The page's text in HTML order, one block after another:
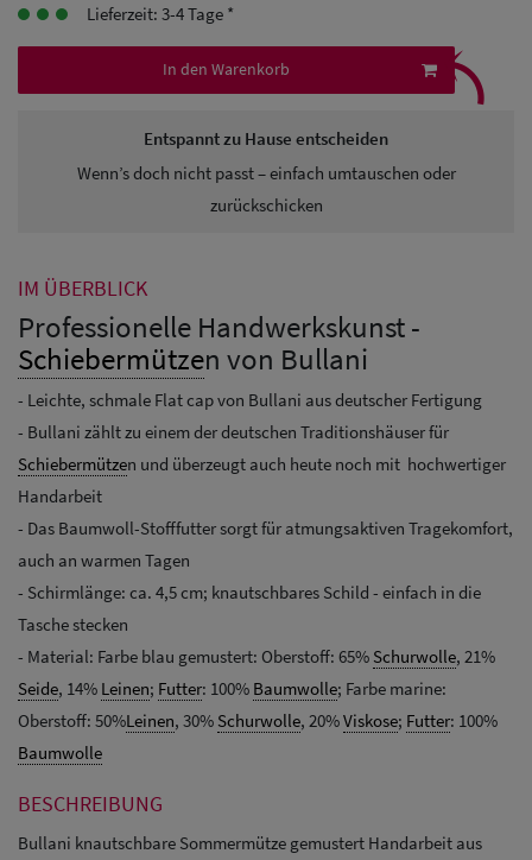
Herren
Sonnenschilder
Herren
Lieferzeit: 3-4 Tage *
In den Warenkorb
Entspannt zu Hause entscheiden
Wenn’s doch nicht passt – einfach umtauschen oder
zurückschicken
⤹
IM ÜBERBLICK
Professionelle Handwerkskunst -
Schiebermützen von Bullani
- Leichte, schmale Flat cap von Bullani aus deutscher Fertigung
- Bullani zählt zu einem der deutschen Traditionshäuser für
Schiebermützen und überzeugt auch heute noch mit hochwertiger
Handarbeit
- Das Baumwoll-Stofffutter sorgt für atmungsaktiven Tragekomfort,
auch an warmen Tagen
- Schirmlänge: ca. 4,5 cm; knautschbares Schild - einfach in die
Tasche stecken
- Material: Farbe blau gemustert: Oberstoff: 65% Schurwolle, 21%
Seide, 14% Leinen; Futter: 100% Baumwolle; Farbe marine:
Oberstoff: 50%Leinen, 30% Schurwolle, 20%Viskose; Futter: 100%
Baumwolle
BESCHREIBUNG
Bullani knautschbare Sommermütze gemustert Handarbeit aus